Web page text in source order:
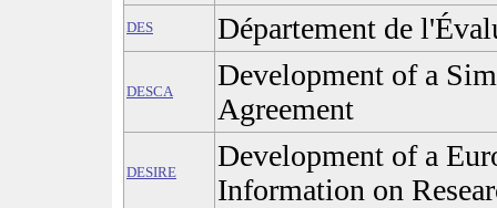
DES Département de
DESCA
Development of a
Agreement
DESIRE
Development of a
Information on